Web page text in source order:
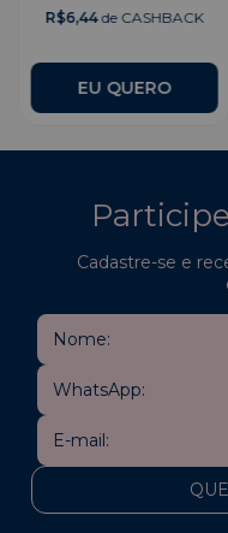
R$6,44de CASHBACK
Cadastre-se e